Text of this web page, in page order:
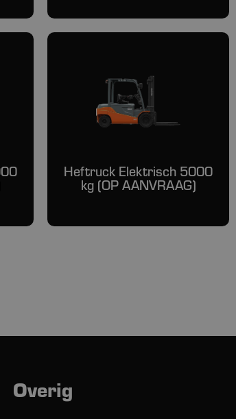
Heftruck Elektrisch 5000
kg (OP AANVRAAG)
Overig